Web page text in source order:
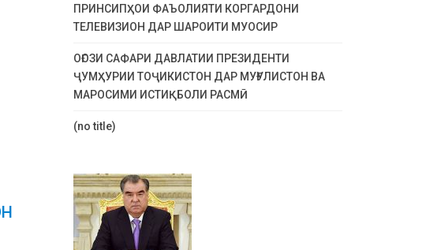
ПРИНСИПҲОИ ФАЪОЛИЯТИ КОРГАРДОНИ
ТЕЛЕВИЗИОН ДАР ШАРОИТИ МУОСИР
ОҒОЗИ САФАРИ ДАВЛАТИИ ПРЕЗИДЕНТИ
ҶУМҲУРИИ ТОҶИКИСТОН ДАР МУҒУЛИСТОН ВА
МАРОСИМИ ИСТИҚБОЛИ РАСМӢ
(no title)